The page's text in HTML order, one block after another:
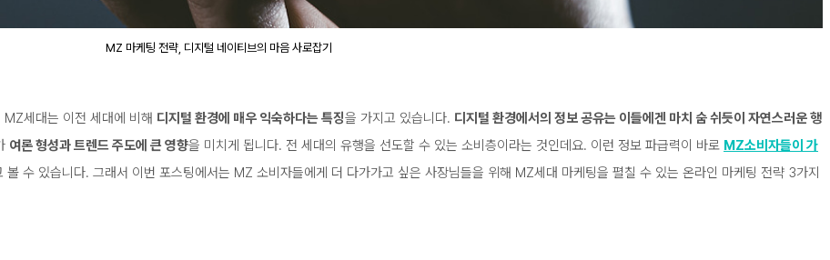
MZ 마케팅 전략, 디지털 네이티브의 마음 사로잡기
세대는 이전 세대에 비해 디지털 환경에 매우 익숙하다는 특징을 가지고 있습니다. 디지털 환경에서의 정보 공유는 이들에겐 마치 숨 쉬듯이 자연스러운 행
여론 형성과 트렌드 주도에 큰 영향을 미치게 됩니다. 전 세대의 유행을 선도할 수 있는 소비층이라는 것인데요. 이런 정보 파급력이 바로 MZ소비자들이 가
볼 수 있습니다. 그래서 이번 포스팅에서는 MZ 소비자들에게 더 다가가고 싶은 사장님들을 위해 MZ세대 마케팅을 펼칠 수 있는 온라인 마케팅 전략 3가지